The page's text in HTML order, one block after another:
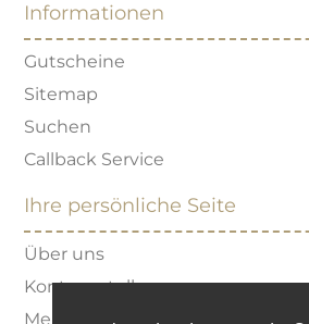
Informationen
Gutscheine
Sitemap
Suchen
Callback Service
Ihre persönliche Seite
Über uns
Konto erstellen
Merkzettel